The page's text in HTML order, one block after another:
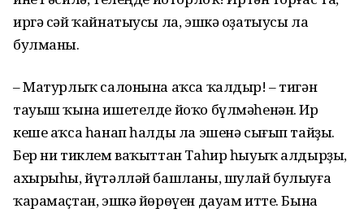
иргә сәй ҡайнатыусы ла, эшкә оҙатыусы ла
булманы.
– Матурлыҡ салонына аҡса ҡалдыр! – тигән
тауыш ҡына ишетелде йоҡо бүлмәһенән. Ир
кеше аҡса һанап һалды ла эшенә сығып тайҙы.
Бер ни тиклем ваҡыттан Таһир һыуыҡ алдырҙы,
ахырыһы, йүтәлләй башланы, шулай булыуға
ҡарамаҫтан, эшкә йөрөүен дауам итте. Бына